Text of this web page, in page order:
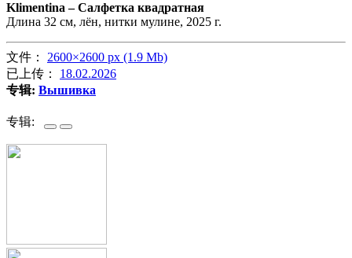
Klimentina –Салфетка квадратная
Длина 32 см, лён, нитки мулине, 2025 г.
文件： 2600×2600 px (1.9 Mb)
已上传： 18.02.2026
专辑: Вышивка
专辑: